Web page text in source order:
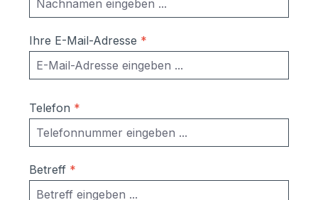
Ihre E-Mail-Adresse *
Telefon *
Betreff *